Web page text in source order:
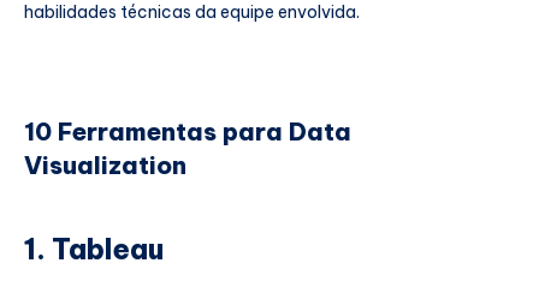
habilidades técnicas da equipe envolvida.
10 Ferramentas para Data
Visualization
1. Tableau